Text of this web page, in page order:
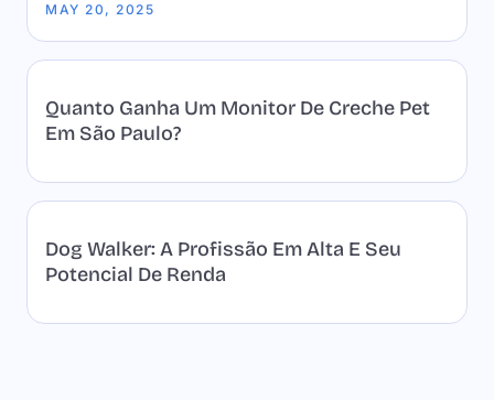
MAY 20, 2025
Quanto Ganha Um Monitor De Creche Pet
Em São Paulo?
Dog Walker: A Profissão Em Alta E Seu
Potencial De Renda